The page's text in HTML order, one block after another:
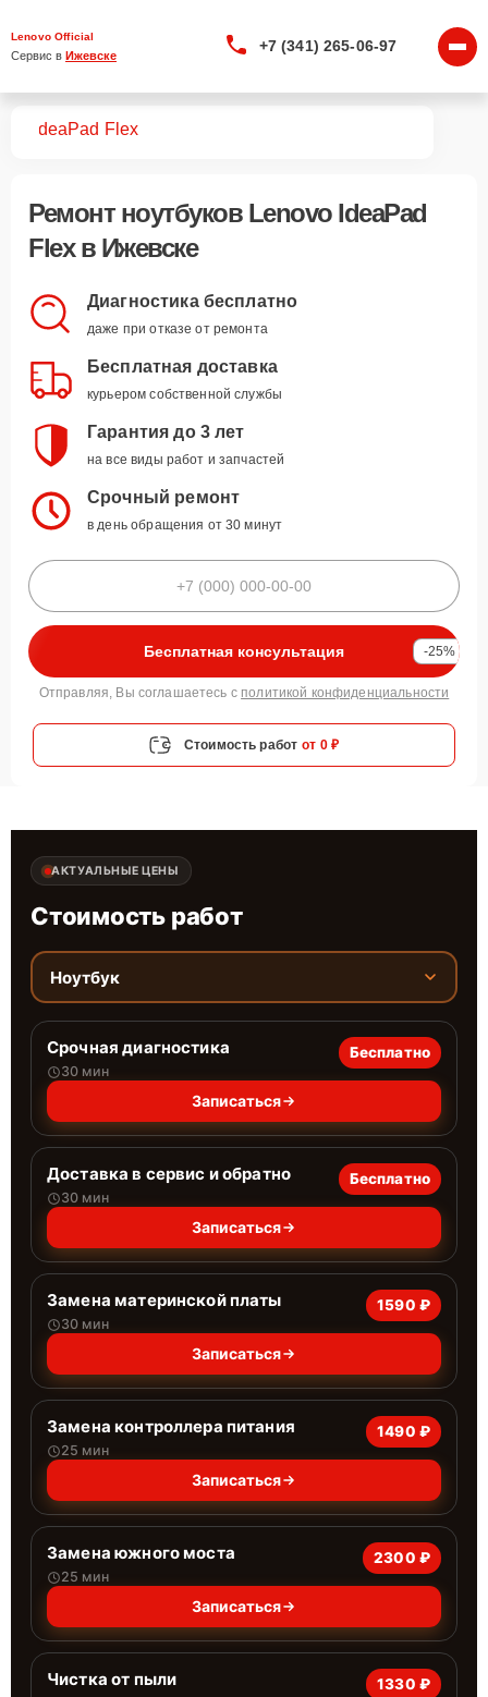
Lenovo Official
Сервис в Ижевске
+7 (341) 265-06-97
IdeaPad Flex
Ремонт ноутбуков Lenovo IdeaPad
Flex в Ижевске
Диагностика бесплатно
даже при отказе от ремонта
Бесплатная доставка
курьером собственной службы
Гарантия до 3 лет
на все виды работ и запчастей
Срочный ремонт
в день обращения от 30 минут
Бесплатная консультация -25%
Отправляя, Вы соглашаетесь с политикой конфиденциальности
Стоимость работ от 0 ₽
АКТУАЛЬНЫЕ ЦЕНЫ
Стоимость работ
Ноутбук
Срочная диагностика
30 мин
Бесплатно
Записаться
Доставка в сервис и обратно
30 мин
Бесплатно
Записаться
Замена материнской платы
30 мин
1590 ₽
Записаться
Замена контроллера питания
25 мин
1490 ₽
Записаться
Замена южного моста
25 мин
2300 ₽
Записаться
Чистка от пыли 1330 ₽